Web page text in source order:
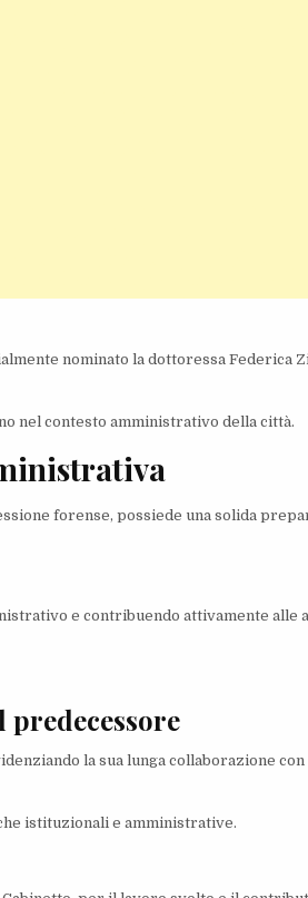
nominato la dottoressa Federica
nel contesto amministrativo della città.
forense, possiede una solida
e contribuendo attivamente alle
la sua lunga collaborazione con
istituzionali e amministrative.